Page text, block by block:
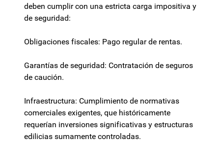
deben cumplir con una estricta carga impositiva y
de seguridad:
Obligaciones fiscales: Pago regular de rentas.
Garantías de seguridad: Contratación de seguros
de caución.
Infraestructura: Cumplimiento de normativas
comerciales exigentes, que históricamente
requerían inversiones significativas y estructuras
edilicias sumamente controladas.